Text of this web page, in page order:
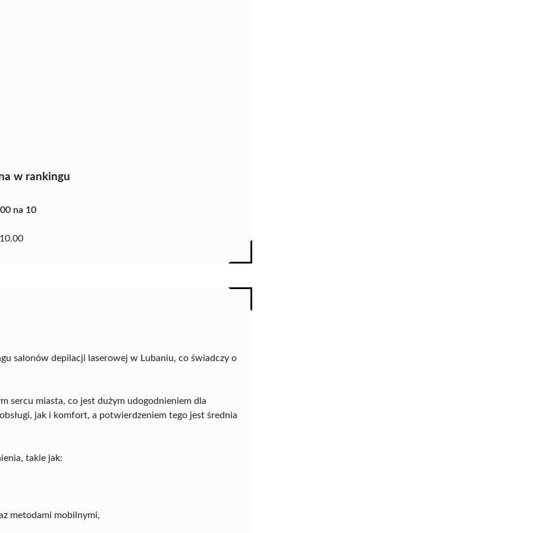
w rankingu
na 10
10.00
salonów depilacji laserowej w Lubaniu, co świadczy o
sercu miasta, co jest dużym udogodnieniem dla
jak i komfort, a potwierdzeniem tego jest średnia
takie jak:
metodami mobilnymi,